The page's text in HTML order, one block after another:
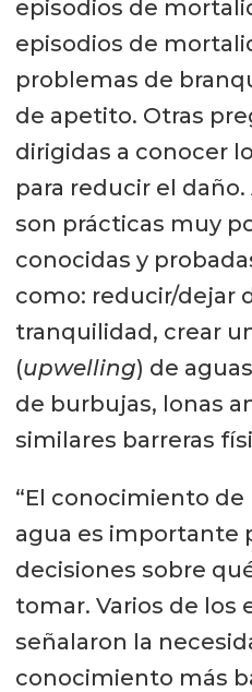
episodios de
episodios de
problemas de
de apetito. Otras
dirigidas a conocer
para reducir el
son prácticas muy
conocidas y
como: reducir/dejar
tranquilidad, crear
(upwelling) de
de burbujas, lonas
similares barreras
“El conocimiento de
agua es importante
decisiones sobre
tomar. Varios de los
señalaron la
conocimiento más